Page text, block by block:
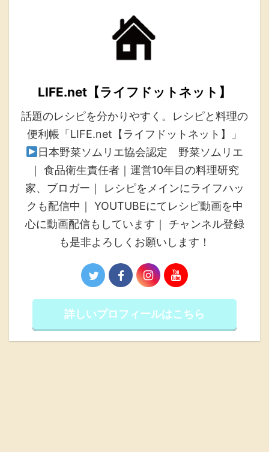
LIFE.net【ライフドットネット】
話題のレシピを分かりやすく。レシピと料理の
便利帳「LIFE.net【ライフドットネット】」
日本野菜ソムリエ協会認定 野菜ソムリエ
｜ 食品衛生責任者｜運営10年目の料理研究
家、ブロガー｜ レシピをメインにライフハッ
クも配信中｜ YOUTUBEにてレシピ動画を中
心に動画配信もしています｜ チャンネル登録
も是非よろしくお願いします！
詳しいプロフィールはこちら